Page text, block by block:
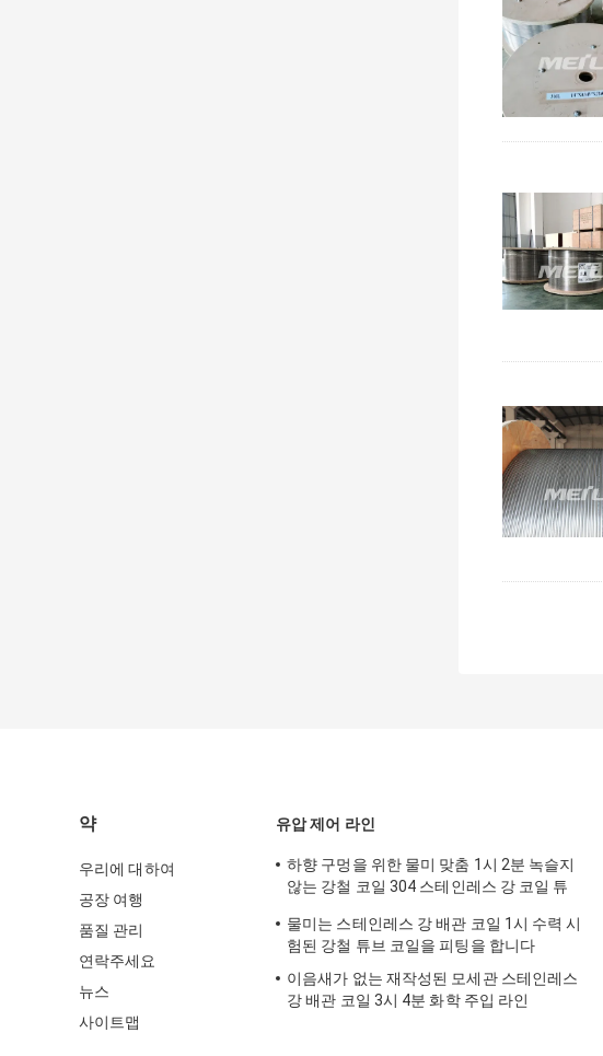
약
우리에 대하여
공장 여행
품질 관리
연락주세요
뉴스
사이트맵
유압 제어 라인
하향 구멍을 위한 물미 맞춤 1시 2분 녹슬지
않는 강철 코일 304 스테인레스 강 코일 튜
물미는 스테인레스 강 배관 코일 1시 수력 시
험된 강철 튜브 코일을 피팅을 합니다
이음새가 없는 재작성된 모세관 스테인레스
강 배관 코일 3시 4분 화학 주입 라인